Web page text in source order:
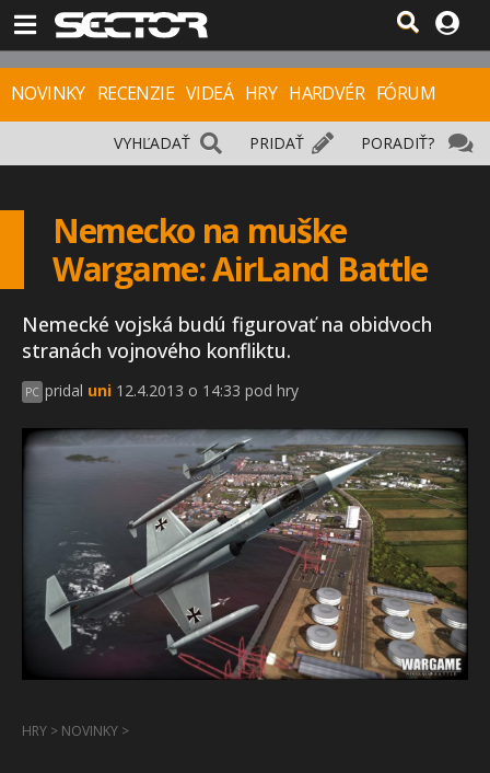
NOVINKY RECENZIE VIDEÁ HRY HARDVÉR FÓRUM
PORADIŤ?
PRIDAŤ
VYHĽADAŤ
Nemecko na muške
Wargame: AirLand Battle
Nemecké vojská budú figurovať na obidvoch
stranách vojnového konfliktu.
PC pridal uni 12.4.2013 o 14:33 pod hry
HRY > NOVINKY >